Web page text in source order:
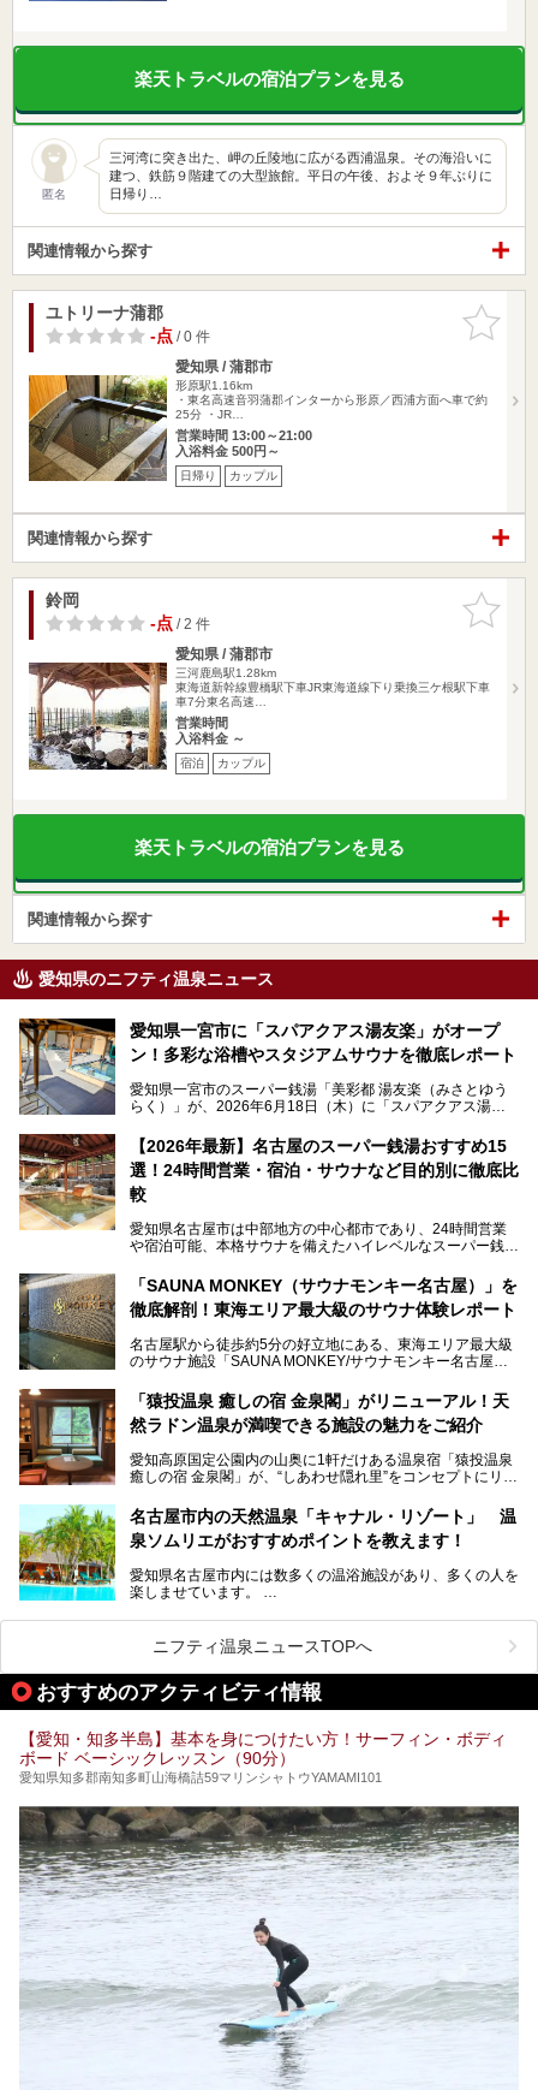
楽天トラベルの宿泊プランを見る
匿名
三河湾に突き出た、岬の丘陵地に広がる西浦温泉。その海沿いに
建つ、鉄筋９階建ての大型旅館。平日の午後、およそ９年ぶりに
日帰り…
関連情報から探す
お気に入
りに追加
ユトリーナ蒲郡
-点/ 0 件
愛知県 / 蒲郡市
形原駅1.16km
・東名高速音羽蒲郡インターから形原／西浦方面へ車で約
25分 ・JR…
営業時間 13:00～21:00
入浴料金 500円～
日帰り カップル
関連情報から探す
お気に入
りに追加
鈴岡
-点/ 2 件
愛知県 / 蒲郡市
三河鹿島駅1.28km
東海道新幹線豊橋駅下車JR東海道線下り乗換三ケ根駅下車
車7分東名高速…
営業時間
入浴料金 ～
宿泊 カップル
楽天トラベルの宿泊プランを見る
関連情報から探す
愛知県のニフティ温泉ニュース
愛知県一宮市に「スパアクアス湯友楽」がオープ
ン！多彩な浴槽やスタジアムサウナを徹底レポート
愛知県一宮市のスーパー銭湯「美彩都 湯友楽（みさとゆう
らく）」が、2026年6月18日（木）に「スパアクアス湯友
この地で30年にわたり愛され続けてきた施設だからこそ、
地元住民をはじめオープンを待ちわびている人も多いのでは
ないでしょうか。
老朽化した設備の補修を機に、2年前からじっくり構想を練
ってきたというだけあって、館内の充実度は想像以上。
以前の4倍に拡張したという露天エリアや10の浴槽、40人収
容の巨大なスタジアムサウナに、岩盤浴やリラクゼーション
までまるごと楽しめる施設に生まれ変わりました。
今回は、全面リニューアルして新しくなった「スパアクアス
【2026年最新】名古屋のスーパー銭湯おすすめ15
選！24時間営業・宿泊・サウナなど目的別に徹底比
較
愛知県名古屋市は中部地方の中心都市であり、24時間営業
や宿泊可能、本格サウナを備えたハイレベルなスーパー銭湯
そのため、「日々の仕事の疲れを心身ともにリセットした
い」「休日に時間を忘れて1日中ダラダラ過ごしたい」「コ
くある点が魅力です！
お好みの温泉施設を見つけて楽しんでくださいね。
「SAUNA MONKEY（サウナモンキー名古屋）」を
徹底解剖！東海エリア最大級のサウナ体験レポート
名古屋駅から徒歩約5分の好立地にある、東海エリア最大級
のサウナ施設「SAUNA MONKEY/サウナモンキー名古屋」
「名古屋駅周辺ってサウナが少ないよね」という声をよく耳
にするだけあり、アクセスの良さにも胸が高鳴ります。
今回は普段は男性専用となっているパブリックサウナが、女
さっそく取材してきました！
「猿投温泉 癒しの宿 金泉閣」がリニューアル！天
然ラドン温泉が満喫できる施設の魅力をご紹介
愛知高原国定公園内の山奥に1軒だけある温泉宿「猿投温泉
癒しの宿 金泉閣」が、“しあわせ隠れ里”をコンセプトにリニ
天然ラドン温泉が堪能できるお風呂や、新設・改装された客
室、地元の食材と温泉水で作られたお料理……。
ご紹介します。
名古屋市内の天然温泉「キャナル・リゾート」 温
泉ソムリエがおすすめポイントを教えます！
愛知県名古屋市内には数多くの温浴施設があり、多くの人を
楽しませています。
ムリエの目線で紹介していきます！
名古屋市内にはスーパー銭湯や日帰り温泉が多く、「どこに
行こうかな？」と悩んでしまう方も多いと思います。
ぜひこの記事を参考にして「キャナル・リゾート」に出かけ
てみるのはいかがでしょうか？
ニフティ温泉ニュースTOPへ
おすすめのアクティビティ情報
【愛知・知多半島】基本を身につけたい方！サーフィン・ボディ
ボード ベーシックレッスン（90分）
愛知県知多郡南知多町山海橋詰59マリンシャトウYAMAMI101